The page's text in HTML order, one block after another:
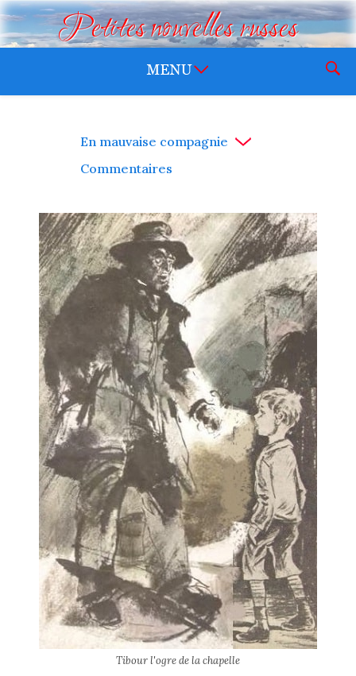
Petites nouvelles russes
En mauvaise compagnie
Commentaires
Tibour l'ogre de la chapelle